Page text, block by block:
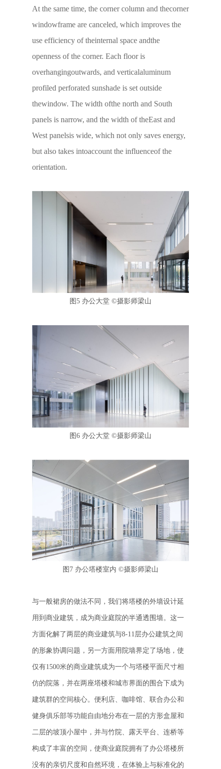
At the same time, the corner column and thecorner
windowframe are canceled, which improves the
use efficiency of theinternal space andthe
openness of the corner. Each floor is
overhangingoutwards, and verticalaluminum
profiled perforated sunshade is set outside
thewindow. The width ofthe north and South
panels is narrow, and the width of theEast and
West panelsis wide, which not only saves energy,
but also takes intoaccount the influenceof the
orientation.
图5 办公大堂 ©摄影师梁山
图6 办公大堂 ©摄影师梁山
图7 办公塔楼室内 ©摄影师梁山
与一般裙房的做法不同，我们将塔楼的外墙设计延
用到商业建筑，成为商业庭院的半通透围墙。这一
方面化解了两层的商业建筑与8-11层办公建筑之间
的形象协调问题，另一方面用院墙界定了场地，使
仅有1500米的商业建筑成为一个与塔楼平面尺寸相
仿的院落，并在两座塔楼和城市界面的围合下成为
建筑群的空间核心。便利店、咖啡馆、联合办公和
健身俱乐部等功能自由地分布在一层的方形盒屋和
二层的坡顶小屋中，并与竹院、露天平台、连桥等
构成了丰富的空间，使商业庭院拥有了办公塔楼所
没有的亲切尺度和自然环境，在体验上与标准化的